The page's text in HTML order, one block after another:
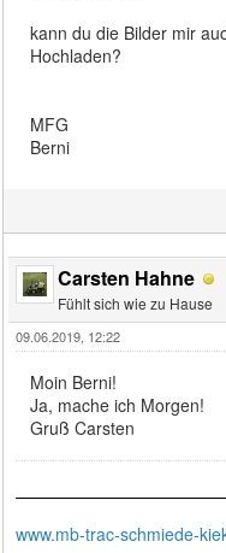
kann du die Bilder mir
Hochladen?
MFG
Berni
Carsten Hahne
Fühlt sich wie zu Hause
09.06.2019, 12:22
Moin Berni!
Ja, mache ich Morgen!
Gruß Carsten
www.mb-trac-schmiede-